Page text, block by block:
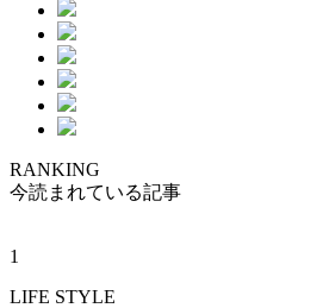
RANKING
今読まれている記事
1
LIFE STYLE